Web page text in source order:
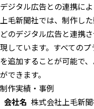
デジタル広告との連携に
上毛新聞社では、制作し
どのデジタル広告と連携
現しています。すべての
を追加することが可能で
ができます。
制作実績・事例
会社名 株式会社上毛新